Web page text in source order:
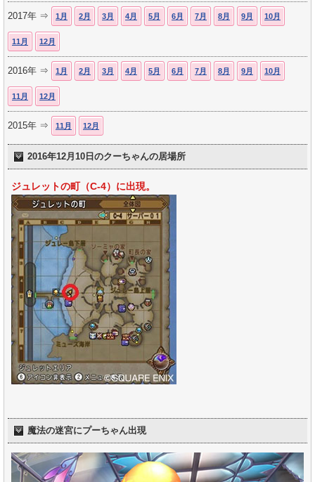
2017年 ⇒ 1月 2月 3月 4月 5月 6月 7月 8月 9月 10月
11月 12月
2016年 ⇒ 1月 2月 3月 4月 5月 6月 7月 8月 9月 10月
11月 12月
2015年 ⇒ 11月 12月
2016年12月10日のクーちゃんの居場所
ジュレットの町（C-4） に出現。
魔法の迷宮にプーちゃん出現